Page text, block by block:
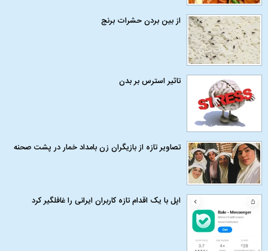
از بین بردن حشرات برنج
تاثیر استرس بر بدن
تصاویر تازه از بازیگران زن بامداد خمار در پشت صحنه
اپل با یک اقدام تازه کاربران ایرانی را غافلگیر کرد